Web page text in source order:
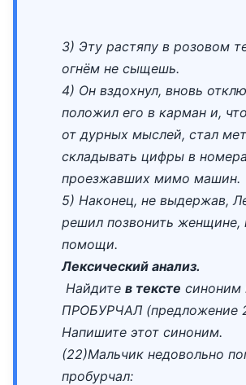
3) Эту растяпу в розовом
огнём не сыщешь.
4) Он вздохнул, вновь
положил его в карман и,
от дурных мыслей, стал
складывать цифры в
проезжавших мимо машин.
5) Наконец, не выдержав,
решил позвонить женщине,
помощи.
Лексический анализ.
Найдите в тексте синоним
ПРОБУРЧАЛ (предложение
Напишите этот синоним.
(22)Мальчик недовольно
пробурчал: